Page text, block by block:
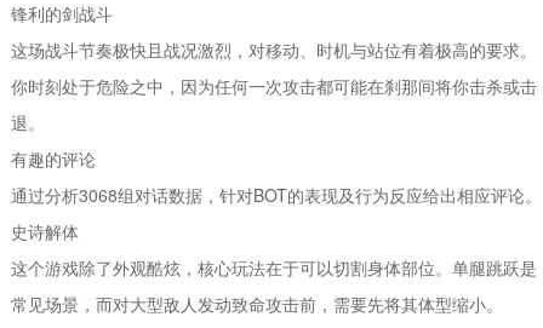
锋利的剑战斗
这场战斗节奏极快且战况激烈，对移动、时机与站位有着极高的要求。
你时刻处于危险之中，因为任何一次攻击都可能在刹那间将你击杀或击
退。
有趣的评论
通过分析3068组对话数据，针对BOT的表现及行为反应给出相应评论。
史诗解体
这个游戏除了外观酷炫，核心玩法在于可以切割身体部位。单腿跳跃是
常见场景，而对大型敌人发动致命攻击前，需要先将其体型缩小。